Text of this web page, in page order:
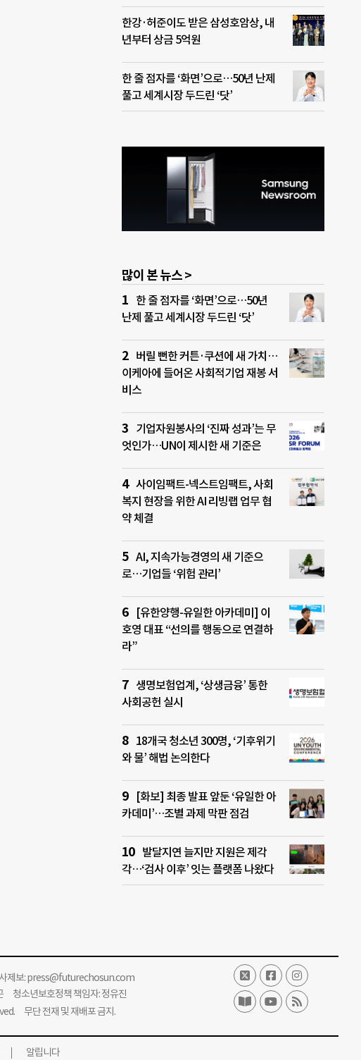
한강·허준이도 받은 삼성호암상, 내
년부터 상금 5억원
한 줄 점자를 ‘화면’으로…50년 난제
풀고 세계시장 두드린 ‘닷’
많이 본 뉴스 >
한 줄 점자를 ‘화면’으로…50년
난제 풀고 세계시장 두드린 ‘닷’
버릴 뻔한 커튼·쿠션에 새 가치…
이케아에 들어온 사회적기업 재봉 서
비스
기업자원봉사의 ‘진짜 성과’는 무
엇인가…UN이 제시한 새 기준은
사이임팩트-넥스트임팩트, 사회
복지 현장을 위한 AI 리빙랩 업무 협
약 체결
AI, 지속가능경영의 새 기준으
로…기업들 ‘위험 관리’
[유한양행-유일한 아카데미] 이
호영 대표 “선의를 행동으로 연결하
라”
생명보험업계, ‘상생금융’ 통한
사회공헌 실시
18개국 청소년 300명, ‘기후위기
와 물’ 해법 논의한다
[화보] 최종 발표 앞둔 ‘유일한 아
카데미’…조별 과제 막판 점검
발달지연 늘지만 지원은 제각
각…‘검사 이후’ 잇는 플랫폼 나왔다
제보:press@futurechosun.com
청소년보호정책 책임자: 정유진
무단 전재 및 재배포 금지.
알립니다